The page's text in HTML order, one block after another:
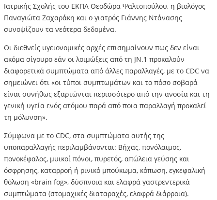
Ιατρικής Σχολής του ΕΚΠΑ Θεοδώρα Ψαλτοπούλου, η βιολόγος
Παναγιώτα Ζαχαράκη και ο γιατρός Γιάννης Ντάνασης
συνοψίζουν τα νεότερα δεδομένα.
Οι διεθνείς υγειονομικές αρχές επισημαίνουν πως δεν είναι
ακόμα σίγουρο εάν οι λοιμώξεις από τη JN.1 προκαλούν
διαφορετικά συμπτώματα από άλλες παραλλαγές, με το CDC να
σημειώνει ότι «οι τύποι συμπτωμάτων και το πόσο σοβαρά
είναι συνήθως εξαρτώνται περισσότερο από την ανοσία και τη
γενική υγεία ενός ατόμου παρά από ποια παραλλαγή προκαλεί
τη μόλυνση».
Σύμφωνα με το CDC, στα συμπτώματα αυτής της
υποπαραλλαγής περιλαμβάνονται: Βήχας, πονόλαιμος,
πονοκέφαλος, μυικοί πόνοι, πυρετός, απώλεια γεύσης και
όσφρησης, καταρροή ή ρινικό μπούκωμα, κόπωση, εγκεφαλική
θόλωση «brain fog», δύσπνοια και ελαφρά γαστρεντερικά
συμπτώματα (στομαχικές διαταραχές, ελαφρά διάρροια).